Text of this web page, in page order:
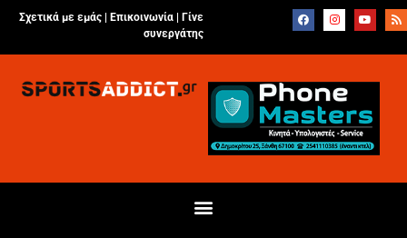
Σχετικά με εμάς | Επικοινωνία
Γίνε
συνεργάτης